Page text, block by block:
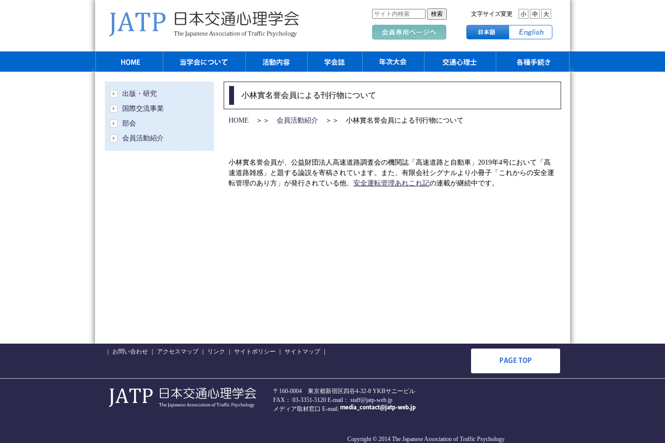
文字サイズ変更
出版・研究
国際交流事業
部会
会員活動紹介
小林實名誉会員による刊行物について
HOME ＞＞ 会員活動紹介 ＞＞ 小林實名誉会員による刊行物について
小林實名誉会員が、公益財団法人高速道路調査会の機関誌「高速道路と自動車」2019年4号において「高
速道路雑感」と題する論説を寄稿されています。また、有限会社シグナルより小冊子「これからの安全運
転管理のあり方」が発行されている他、 安全運転管理あれこれ記の連載が継続中です。
お問い合わせ アクセスマップ リンク サイトポリシー サイトマップ
〒160-0004 東京都新宿区四谷4-32-8 YKBサニービル
FAX： 03-3351-5120 E-mail： staff@jatp-web.jp
メディア取材窓口 E-mail:
Copyright © 2014 The Japanese Association of Traffic Psychology